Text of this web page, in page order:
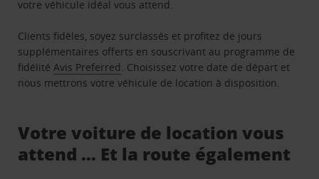
votre véhicule idéal vous attend.
Clients fidèles, soyez surclassés et profitez de jours
supplémentaires offerts en souscrivant au programme de
fidélitéAvis Preferred. Choisissez votre date de départ et
nous mettrons votre véhicule de location à disposition.
Votre voiture de location vous
attend … Et la route également